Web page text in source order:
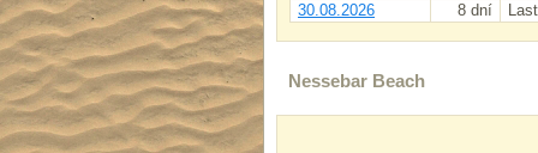
30.08.2026
8 dní
Nessebar Beach